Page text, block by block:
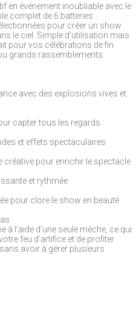
en événement inoubliable avec le
complet de 6 batteries
pour créer un show
le ciel. Simple d’utilisation mais
pour vos célébrations de fin
grands rassemblements.
avec des explosions vives et
capter tous les regards
et effets spectaculaires
créative pour enrichir le spectacle
et rythmée
pour clore le show en beauté
l’aide d’une seule mèche, ce qui
feu d’artifice et de profiter
avoir à gérer plusieurs